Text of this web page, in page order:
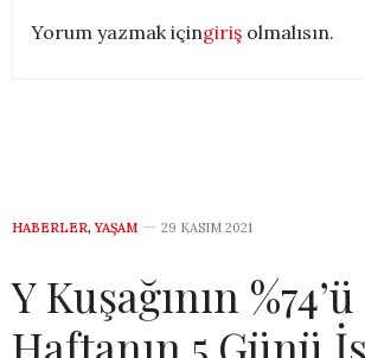
Yorum yazmak içingiriş olmalısın.
HABERLER, YAŞAM 29 KASIM 2021
Y Kuşağının %74’ü
Haftanın 5 Günü